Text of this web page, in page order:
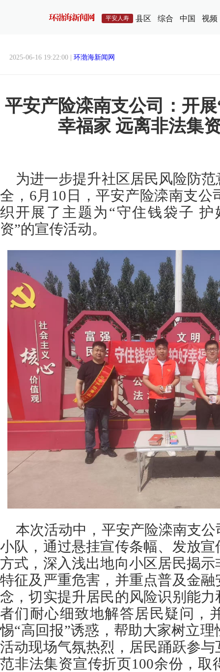
平安人寿 县区 综合 中国 视频
2025-06-16 19:22:00 | 环渤海新闻网
平安产险滦南支公司：开
幸福家 远离非法集
为进一步提升社区居民风险防
全，6月10日，平安产险滦南支公
织开展了主题为“守住钱袋子
资”的宣传活动。
本次活动中，平安产险滦南支
小队，通过悬挂宣传条幅、发放
方式，深入浅出地向小区居民揭
特征及严重危害，并重点普及金
念，切实提升居民的风险识别能
者们耐心细致地解答居民疑问，
惕“高回报”诱惑，帮助大家树立
活动现场气氛热烈，居民踊跃参
范非法集资宣传折页100余份，取